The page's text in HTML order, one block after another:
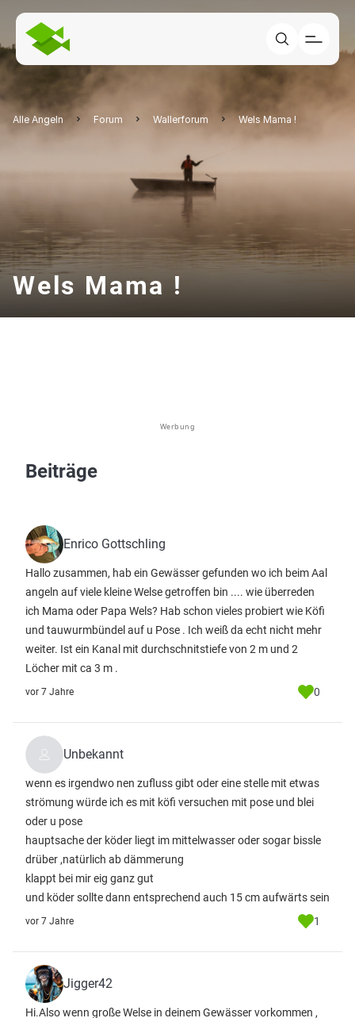
Alle Angeln Forum Wallerforum Wels Mama !
Wels Mama !
Werbung
Beiträge
Enrico Gottschling
Hallo zusammen, hab ein Gewässer gefunden wo ich beim Aal
angeln auf viele kleine Welse getroffen bin .... wie überreden
ich Mama oder Papa Wels? Hab schon vieles probiert wie Köfi
und tauwurmbündel auf u Pose . Ich weiß da echt nicht mehr
weiter. Ist ein Kanal mit durchschnitstiefe von 2 m und 2
Löcher mit ca 3 m .
vor 7 Jahre 0
Unbekannt
wenn es irgendwo nen zufluss gibt oder eine stelle mit etwas
strömung würde ich es mit köfi versuchen mit pose und blei
oder u pose
hauptsache der köder liegt im mittelwasser oder sogar bissle
drüber ,natürlich ab dämmerung
klappt bei mir eig ganz gut
und köder sollte dann entsprechend auch 15 cm aufwärts sein
vor 7 Jahre 1
Jigger42
Hi.Also wenn große Welse in deinem Gewässer vorkommen ,